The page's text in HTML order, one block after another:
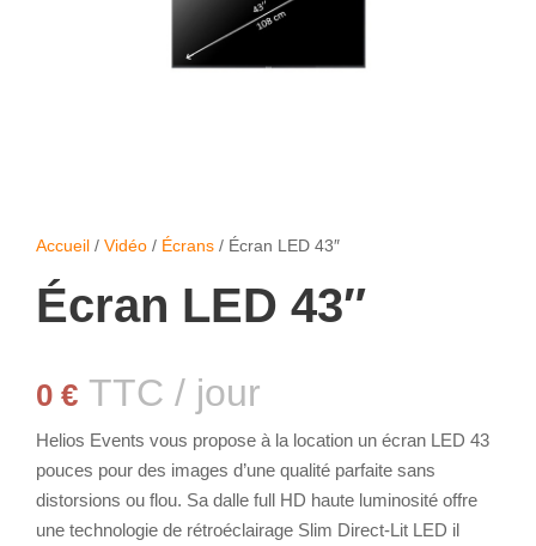
Accueil / Vidéo / Écrans / Écran LED 43″
Écran LED 43″
0 € TTC / jour
Helios Events vous propose à la location un écran LED 43
pouces pour des images d’une qualité parfaite sans
distorsions ou flou. Sa dalle full HD haute luminosité offre
une technologie de rétroéclairage Slim Direct-Lit LED il